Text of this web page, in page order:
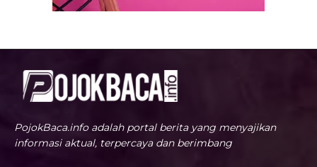
PojokBaca.info adalah portal berita yang menyajikan
informasi aktual, terpercaya dan berimbang